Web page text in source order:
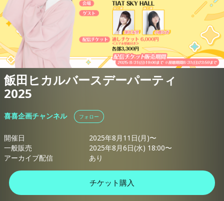
飯田ヒカルバースデーパーティ
2025
喜喜企画チャンネル フォロー
開催日
2025年8月11日(月)〜
一般販売
2025年8月6日(水) 18:00〜
アーカイブ配信
あり
チケット購入